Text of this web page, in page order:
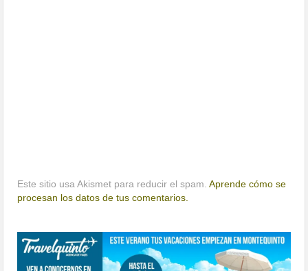
Este sitio usa Akismet para reducir el spam.Aprende cómo se
procesan los datos de tus comentarios.